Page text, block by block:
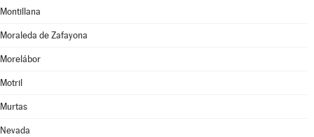
Montillana
Moraleda de Zafayona
Morelábor
Motril
Murtas
Nevada